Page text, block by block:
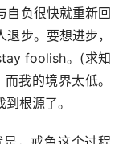
自负很快就重新回
步。要想进步，
foolish。(求知
我的境界太低。
根源了。